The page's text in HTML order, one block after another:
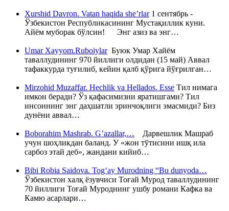
Xurshid Davron. Vatan haqida she’rlar1 сентябрь -
Ўзбекистон Республикасининг Мустақиллик куни.
Айём муборак бўлсин! Энг азиз ва энг…
Umar Xayyom.RuboiylarБуюк Умар Хайём
таваллудининг 970 йиллиги олдидан (15 май) Аввал
тафаккурда туғилиб, кейин қалб қўрига йўғрилган…
Mirzohid Muzaffar. Hechlik va Hellados. Esse Тил нимага
имкон беради? Ўз қафасимизни яратишгами? Тил
инсоннинг энг даҳшатли эринчоқлиги эмасмиди? Биз
дунёни аввал…
Boborahim Mashrab. G’azallar,… Дарвешлик Машраб
учун шоҳликдан баланд. У «жон тўтисини ишқ ила
сарбоз этай деб», жандани кийиб…
Bibi Robia Saidova. Tog‘ay Murodning “Bu dunyoda…
Ўзбекистон халқ ёзувчиси Тоғай Мурод таваллудининг
70 йиллиги Тоғай Муроднинг ушбу романи Кафка ва
Камю асарлари…